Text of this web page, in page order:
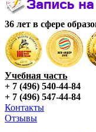
36 лет в сфере
Учебная часть
+ 7 (496) 540-44-84
+ 7 (496) 547-44-84
Контакты
Отзывы